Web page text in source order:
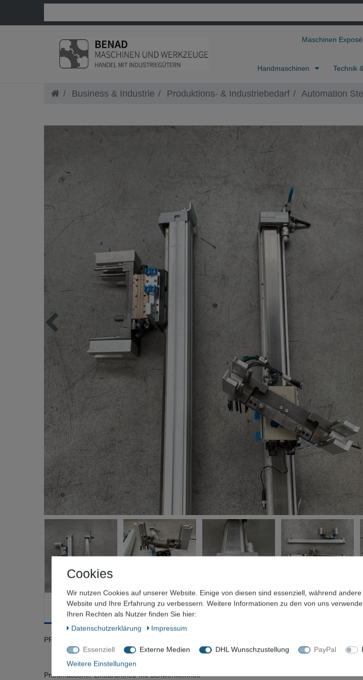
Maschinen Exposé
Handmaschinen Technik
Business & Industrie Produktions- & Industriebedarf Automation
Beschreibung Weitere Details Frage zum Artikel / Preisvorschlag
PREIS PRO STÜCK
Pneumatischer Linearantrieb mit Schwenkeinheit
Cookies
Wir nutzen Cookies auf unserer Website. Einige von diesen sind essenziell, während
Website und Ihre Erfahrung zu verbessern. Weitere Informationen zu den von uns
Ihren Rechten als Nutzer finden Sie hier:
Daten­schutz­erklärung
Impressum
Essenziell Externe Medien DHL Wunschzustellung PayPal
Weitere Einstellungen